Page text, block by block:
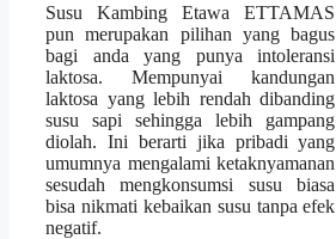
Susu Kambing Etawa ETTAMAS
pun merupakan pilihan yang bagus
bagi anda yang punya intoleransi
laktosa. Mempunyai kandungan
laktosa yang lebih rendah dibanding
susu sapi sehingga lebih gampang
diolah. Ini berarti jika pribadi yang
umumnya mengalami ketaknyamanan
sesudah mengkonsumsi susu biasa
bisa nikmati kebaikan susu tanpa efek
negatif.